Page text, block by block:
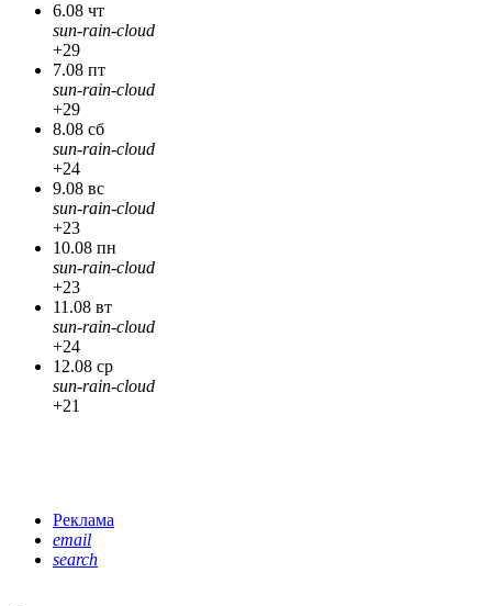
6.08 чт
sun-rain-cloud
+29
7.08 пт
sun-rain-cloud
+29
8.08 сб
sun-rain-cloud
+24
9.08 вс
sun-rain-cloud
+23
10.08 пн
sun-rain-cloud
+23
11.08 вт
sun-rain-cloud
+24
12.08 ср
sun-rain-cloud
+21
Реклама
email
search